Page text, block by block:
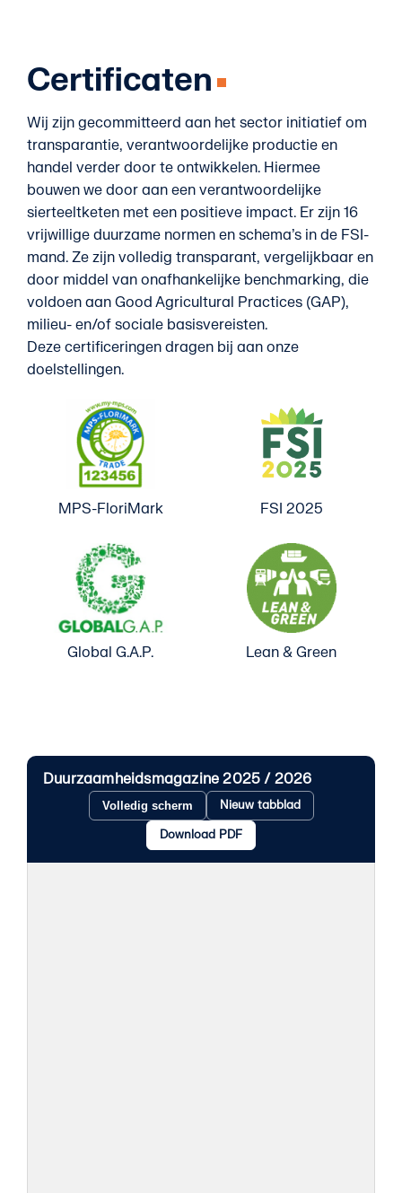
Certificaten
Wij zijn gecommitteerd aan het sector initiatief om
transparantie, verantwoordelijke productie en
handel verder door te ontwikkelen. Hiermee
bouwen we door aan een verantwoordelijke
sierteeltketen met een positieve impact. Er zijn 16
vrijwillige duurzame normen en schema’s in de FSI-
mand. Ze zijn volledig transparant, vergelijkbaar en
door middel van onafhankelijke benchmarking, die
voldoen aan Good Agricultural Practices (GAP),
milieu- en/of sociale basisvereisten.
Deze certificeringen dragen bij aan onze
doelstellingen.
MPS-FloriMark FSI 2025
Global G.A.P. Lean & Green
Duurzaamheidsmagazine 2025 / 2026
Volledig scherm Nieuw tabblad
Download PDF